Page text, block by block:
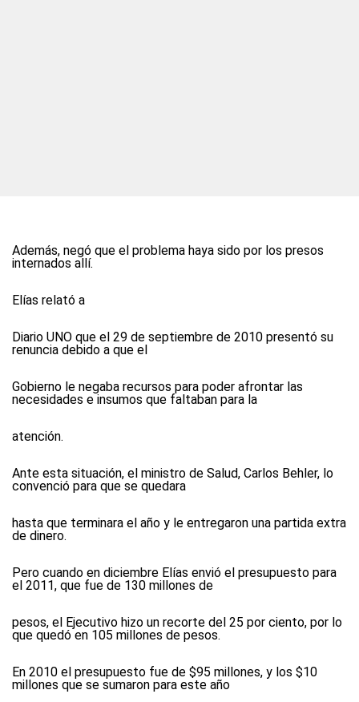
Además, negó que el problema haya sido por los presos
internados allí.
Elías relató a
Diario UNO que el 29 de septiembre de 2010 presentó su
renuncia debido a que el
Gobierno le negaba recursos para poder afrontar las
necesidades e insumos que faltaban para la
atención.
Ante esta situación, el ministro de Salud, Carlos Behler, lo
convenció para que se quedara
hasta que terminara el año y le entregaron una partida extra
de dinero.
Pero cuando en diciembre Elías envió el presupuesto para
el 2011, que fue de 130 millones de
pesos, el Ejecutivo hizo un recorte del 25 por ciento, por lo
que quedó en 105 millones de pesos.
En 2010 el presupuesto fue de $95 millones, y los $10
millones que se sumaron para este año